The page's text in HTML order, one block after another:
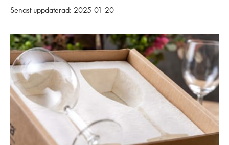
Senast uppdaterad: 2025-01-20